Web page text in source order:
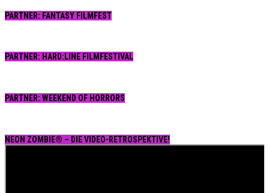
PARTNER: FANTASY FILMFEST
PARTNER: HARD:LINE FILMFESTIVAL
PARTNER: WEEKEND OF HORRORS
NEON ZOMBIE® – DIE VIDEO-RETROSPEKTIVE!